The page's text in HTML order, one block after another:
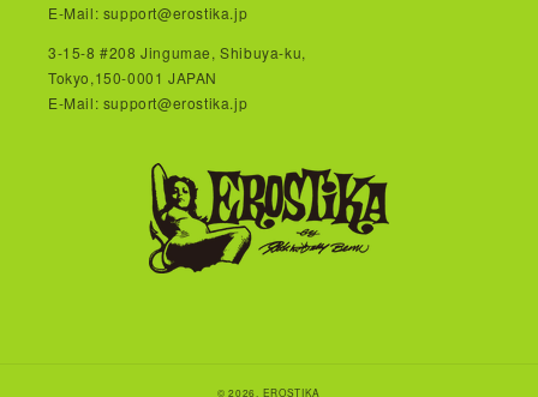
E-Mail: support@erostika.jp
3-15-8 #208 Jingumae, Shibuya-ku,
Tokyo,150-0001 JAPAN
E-Mail: support@erostika.jp
© 2026, EROSTIKA